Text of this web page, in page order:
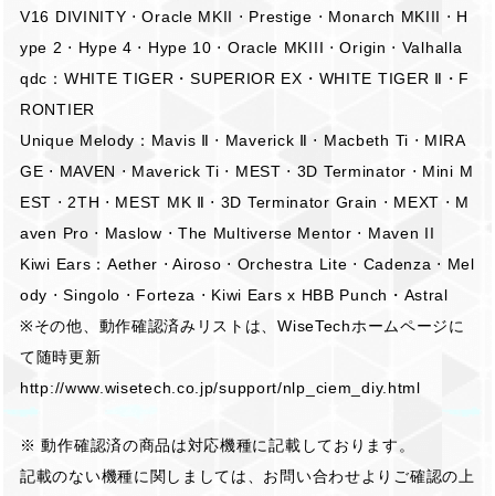
V16 DIVINITY ⋅ Oracle MKII ⋅ Prestige ⋅ Monarch MKIII ⋅ H
ype 2 ⋅ Hype 4 ⋅ Hype 10 ⋅ Oracle MKIII ⋅ Origin ⋅ Valhalla
qdc：WHITE TIGER・SUPERIOR EX・WHITE TIGER Ⅱ・F
RONTIER
Unique Melody：Mavis Ⅱ ⋅ Maverick Ⅱ ⋅ Macbeth Ti ⋅ MIRA
GE ⋅ MAVEN ⋅ Maverick Ti ⋅ MEST ⋅ 3D Terminator ⋅ Mini M
EST ⋅ 2TH ⋅ MEST MK Ⅱ ⋅ 3D Terminator Grain ⋅ MEXT ⋅ M
aven Pro ⋅ Maslow ⋅ The Multiverse Mentor ⋅ Maven II
Kiwi Ears：Aether ⋅ Airoso ⋅ Orchestra Lite ⋅ Cadenza ⋅ Mel
ody ⋅ Singolo ⋅ Forteza ⋅ Kiwi Ears x HBB Punch・Astral
※その他、動作確認済みリストは、WiseTechホームページに
て随時更新
http://www.wisetech.co.jp/support/nlp_ciem_diy.html
※ 動作確認済の商品は対応機種に記載しております。
記載のない機種に関しましては、お問い合わせよりご確認の上